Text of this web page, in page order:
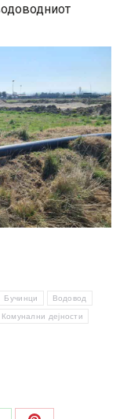
Бучинци Водовод
Комунални дејности